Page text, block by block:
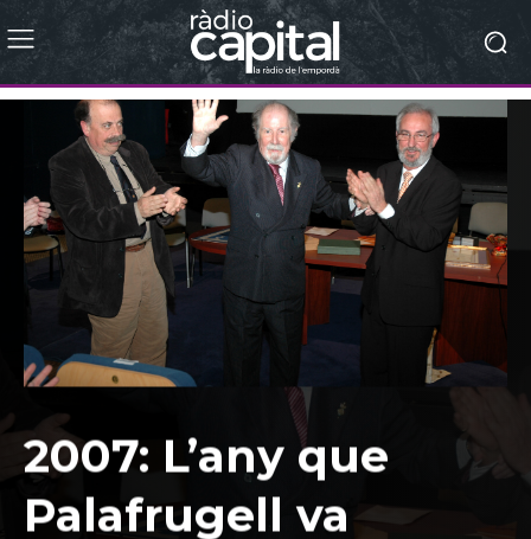
2007: L’any que
Palafrugell va